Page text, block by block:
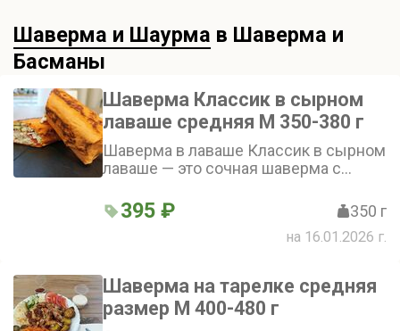
Шаверма и Шаурма в Шаверма и
Басманы
Шаверма Классик в сырном
лаваше средняя М 350-380 г
Шаверма в лаваше Классик в сырном
лаваше — это сочная шаверма с
в сырный лаваш и заправленная
фирменным соусом. Внимание!
Смотрите ниже: «Добавки в шаверму»
395 ₽ 350 г
на 16.01.2026 г.
Шаверма на тарелке средняя
размер М 400-480 г